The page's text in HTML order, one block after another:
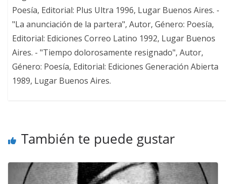
Poesía, Editorial: Plus Ultra 1996, Lugar Buenos Aires. -
"La anunciación de la partera", Autor, Género: Poesía,
Editorial: Ediciones Correo Latino 1992, Lugar Buenos
Aires. - "Tiempo dolorosamente resignado", Autor,
Género: Poesía, Editorial: Ediciones Generación Abierta
1989, Lugar Buenos Aires.
También te puede gustar